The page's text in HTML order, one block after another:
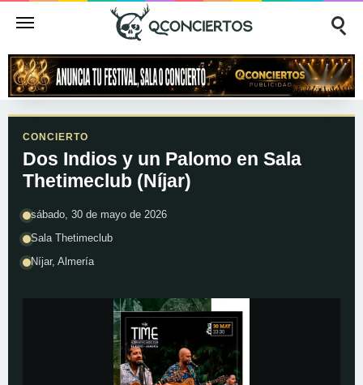
CONCIERTO
Dos Indios y un Palomo en Sala
Thetimeclub (Níjar)
sábado, 30 de mayo de 2026
Sala Thetimeclub
Níjar, Almería